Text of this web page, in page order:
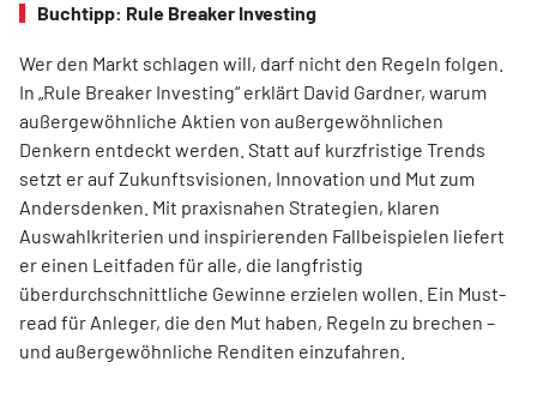
Buchtipp: Rule Breaker Investing
Wer den Markt schlagen will, darf nicht den Regeln folgen.
In „Rule Breaker Investing“ erklärt David Gardner, warum
außergewöhnliche Aktien von außer­gewöhnlichen
Denkern entdeckt werden. Statt auf kurzfristige Trends
setzt er auf Zukunftsvisionen, Innovation und Mut zum
Andersdenken. Mit praxisnahen Strategien, klaren
Auswahlkriterien und inspirierenden Fallbeispielen liefert
er einen Leit­faden für alle, die langfristig
überdurchschnittliche Gewinne erzielen wollen. Ein Must-
read für Anleger, die den Mut haben, Regeln zu brechen –
und außergewöhnliche Renditen einzufahren.